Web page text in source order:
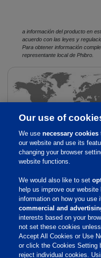
a información del producto en
acuerdo con las leyes y
Para obtener información
representante local de Phibro.
Calle
Torre A, Piso
Bus:
Our use of
We usenecessary cookies
our website and use its
changing your browser
website functions.
We would also like to set
help us improve our
information on how you
commercial and
interests based on your
not set these cookies
Accept All Cookies or Use
or click the Cookies Setting
reject individual cookies.